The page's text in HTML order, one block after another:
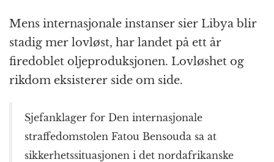
Mens internasjonale instanser sier Libya blir
stadig mer lovløst, har landet på ett år
firedoblet oljeproduksjonen. Lovløshet og
rikdom eksisterer side om side.
Sjefanklager for Den internasjonale
straffedomstolen Fatou Bensouda sa at
sikkerhetssituasjonen i det nordafrikanske